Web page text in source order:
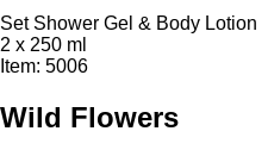
Set Shower Gel & Body Lotion
2 x 250 ml
Item: 5006
Wild Flowers